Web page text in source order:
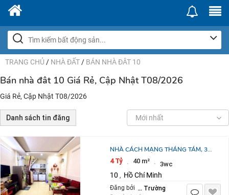
TRANG CHỦ / NHÀ ĐẤT / BÁN NHÀ ĐÂT 10
Bán nhà đât 10 Giá Rẻ, Cập Nhật T08/2026
Giá Rẻ, Cập Nhật T08/2026
Danh sách tin đăng Mới nhất
NHÀ CÁCH MẠNG THÁNG TÁM, 3
LẦU-HẺM XE HƠI- GIÁ CHỈ 4 TỶ
NHỈNH
4 Tỷ · 40 m² · 3wc
10 , Hồ Chí Minh
Đăng bởi Kim Nhật Trường